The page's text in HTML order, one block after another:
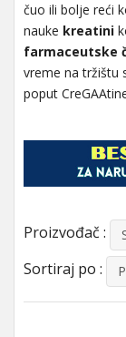
čuo ili bolje reći
nauke kreatini
farmaceutske
vreme na tržištu
poput
Proizvođač :
Sortiraj po :